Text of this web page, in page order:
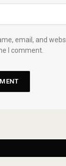
email, and
I comment.